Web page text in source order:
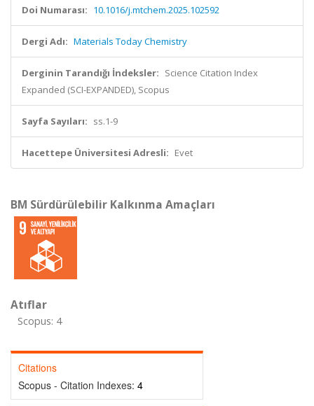
Doi Numarası: 10.1016/j.mtchem.2025.102592
Dergi Adı: Materials Today Chemistry
Derginin Tarandığı İndeksler: Science Citation Index
Expanded (SCI-EXPANDED), Scopus
Sayfa Sayıları: ss.1-9
Hacettepe Üniversitesi Adresli: Evet
BM Sürdürülebilir Kalkınma Amaçları
Atıflar
Scopus: 4
Citations
Scopus - Citation Indexes: 4